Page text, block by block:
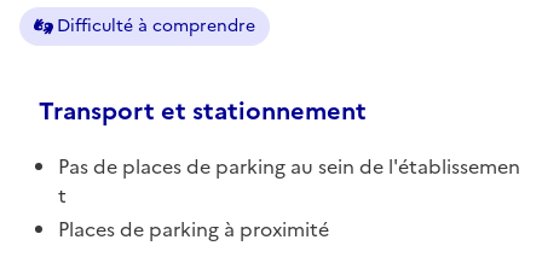
Difficulté à comprendre
Transport et stationnement
Pas de places de parking au sein de l'établissemen
t
Places de parking à proximité